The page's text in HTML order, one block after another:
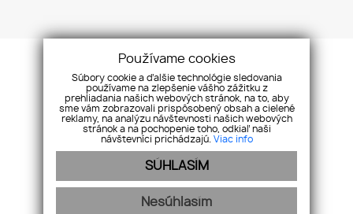
O spoločnosti Zoznam nehnuteľností Služby
Referencie
Kontakt GDPR
Používame cookies
Súbory cookie a ďalšie technológie sledovania
používame na zlepšenie vášho zážitku z
prehliadania našich webových stránok, na to, aby
sme vám zobrazovali prispôsobený obsah a cielené
reklamy, na analýzu návštevnosti našich webových
stránok a na pochopenie toho, odkiaľ naši
návštevníci prichádzajú. Viac info
SÚHLASÍM
Nesúhlasím